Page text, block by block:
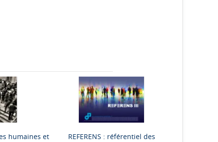
humaines et
REFERENS : référentiel des